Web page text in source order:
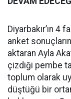
Diyarbakır’ın 4
anket
aktaran Ayla
çizdiği pembe
toplum olarak
düştüğü bir